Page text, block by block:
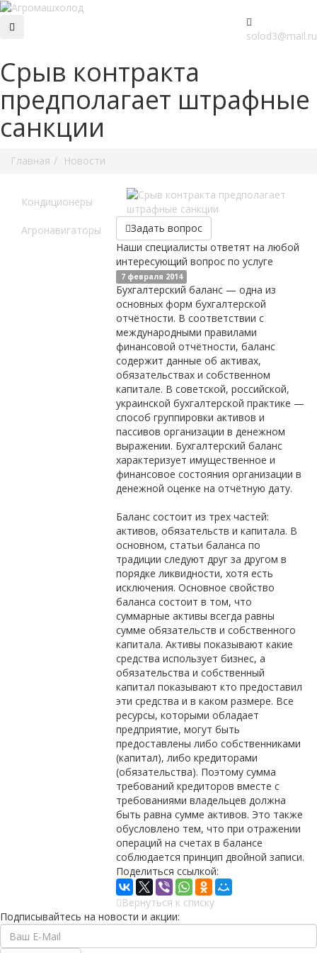
solod3@mail.ru
Срыв контракта
предполагает штрафные
санкции
Главная Новости
Кондиционеры
Агронавигаторы
Задать вопрос
Наши специалисты ответят на любой
интересующий вопрос по услуге
7 февраля 2014
Бухгалтерский баланс — одна из
основных форм бухгалтерской
отчётности. В соответствии с
международными правилами
финансовой отчётности, баланс
содержит данные об активах,
обязательствах и собственном
капитале. В советской, российской,
украинской бухгалтерской практике —
способ группировки активов и
пассивов организации в денежном
выражении. Бухгалтерский баланс
характеризует имущественное и
финансовое состояния организации в
денежной оценке на отчётную дату.
Баланс состоит из трех частей:
активов, обязательств и капитала. В
основном, статьи баланса по
традиции следуют друг за другом в
порядке ликвидности, хотя есть
исключения. Основное свойство
баланса состоит в том, что
суммарные активы всегда равны
сумме обязательств и собственного
капитала. Активы показывают какие
средства использует бизнес, а
обязательства и собственный
капитал показывают кто предоставил
эти средства и в каком размере. Все
ресурсы, которыми обладает
предприятие, могут быть
предоставлены либо собственниками
(капитал), либо кредиторами
(обязательства). Поэтому сумма
требований кредиторов вместе с
требованиями владельцев должна
быть равна сумме активов. Это также
обусловлено тем, что при отражении
операций на счетах в балансе
соблюдается принцип двойной записи.
Поделиться ссылкой:
Вернуться к списку
Подписывайтесь на новости и акции: